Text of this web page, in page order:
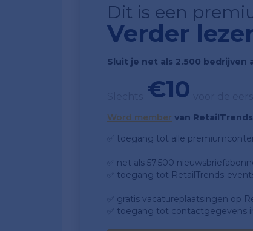
Dit is een
Verder
Sluit je net als 2.500 bedrijven
€10
Word member van
✅ toegang tot alle
✅ net als 57.500
✅ toegang tot RetailTrends-
✅ gratis vacatureplaatsingen op
✅ toegang tot contactgegevens